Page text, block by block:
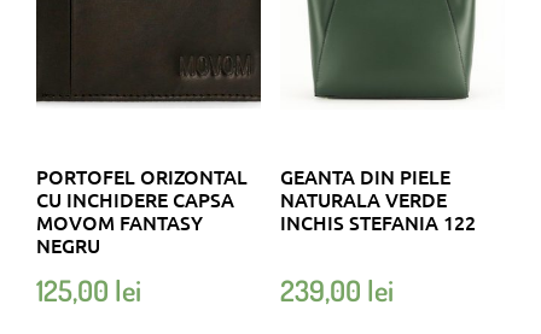
PORTOFEL ORIZONTAL
CU INCHIDERE CAPSA
MOVOM FANTASY
NEGRU
125,00 lei
GEANTA DIN PIELE
NATURALA VERDE
INCHIS STEFANIA 122
239,00 lei